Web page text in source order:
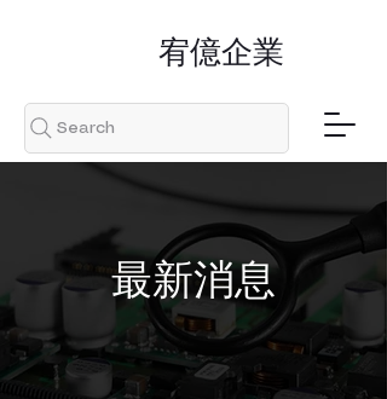
​宥億企業
Search
​最新消息